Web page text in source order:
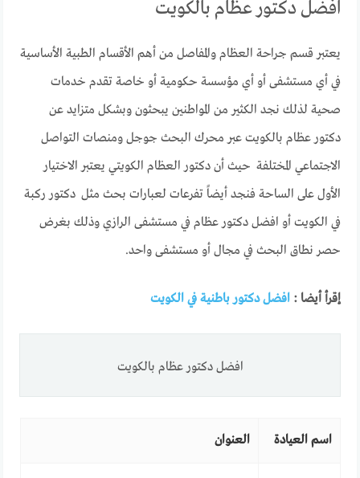
افضل دكتور عظام بالكويت
يعتبر قسم جراحة العظام والمفاصل من أهم الأقسام الطبية الأساسية
في أي مستشفى أو أي مؤسسة حكومية أو خاصة تقدم خدمات
صحية لذلك نجد الكثير من المواطنين يبحثون وبشكل متزايد عن
دكتور عظام بالكويت عبر محرك البحث جوجل ومنصات التواصل
الاجتماعي المختلفة حيث أن دكتور العظام الكويتي يعتبر الاختيار
الأول على الساحة فنجد أيضاً تفرعات لعبارات بحث مثل دكتور ركبة
في الكويت أو افضل دكتور عظام في مستشفى الرازي وذلك بغرض
حصر نطاق البحث في مجال أو مستشفى واحد.
إقرأ أيضا :افضل دكتور باطنية في الكويت
افضل دكتور عظام بالكويت
اسم العيادة العنوان